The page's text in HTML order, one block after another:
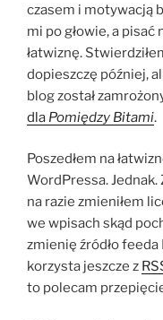
czasem i motywacją
mi po głowie, a pisać
łatwiznę.
dopieszczę później,
blog został
dla Pomiędzy Bitami.
Poszedłem na
WordPressa. Jednak.
na razie zmieniłem
we wpisach skąd
zmienię źródło feeda
korzysta jeszcze z
to polecam